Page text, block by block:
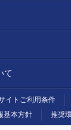
て
イトご利用条件
基本方針
推奨